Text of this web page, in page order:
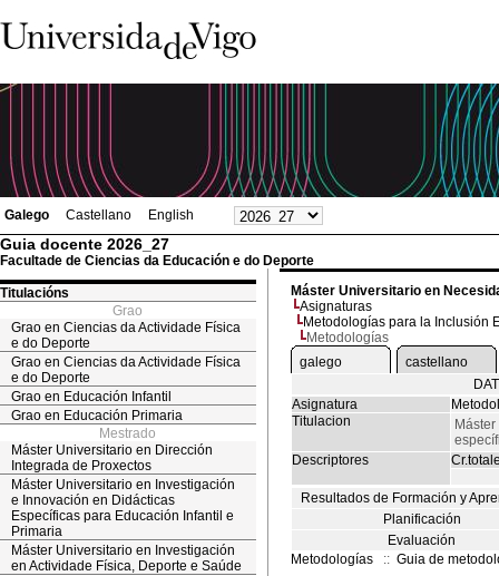
Galego Castellano English
Guia docente 2026_27
Facultade de Ciencias da Educación e do Deporte
Titulacións
Grao
Grao en Ciencias da Actividade Física
e do Deporte
Grao en Ciencias da Actividade Física
e do Deporte
Grao en Educación Infantil
Grao en Educación Primaria
Mestrado
Máster Universitario en Dirección
Integrada de Proxectos
Máster Universitario en Investigación
e Innovación en Didácticas
Específicas para Educación Infantil e
Primaria
Máster Universitario en Investigación
en Actividade Física, Deporte e Saúde
Máster Universitario en
Asignaturas
Metodologías para la Inclusión
Metodologías
galego
castellano
Asignatura
Titulacion
Descriptores
Resultados de Formación y
Planificación
Evaluación
Metodologías
:: Guia de